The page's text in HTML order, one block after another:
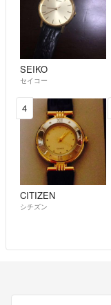
SEIKO
セイコー
4
CITIZEN
シチズン